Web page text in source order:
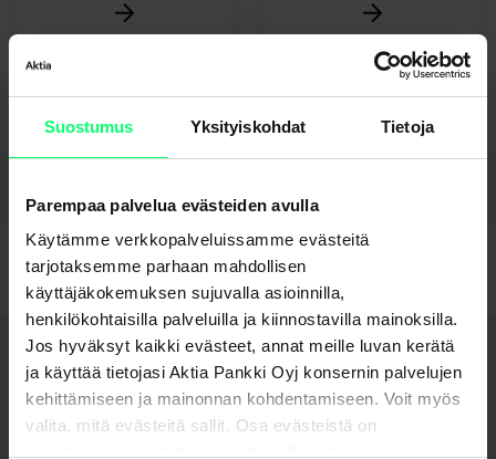
Suostumus Yksityiskohdat Tietoja
Parempaa palvelua evästeiden avulla
Käytämme verkkopalveluissamme evästeitä
tarjotaksemme parhaan mahdollisen
käyttäjäkokemuksen sujuvalla asioinnilla,
henkilökohtaisilla palveluilla ja kiinnostavilla mainoksilla.
Jos hyväksyt kaikki evästeet, annat meille luvan kerätä
ja käyttää tietojasi Aktia Pankki Oyj konsernin palvelujen
kehittämiseen ja mainonnan kohdentamiseen. Voit myös
valita, mitä evästeitä sallit. Osa evästeistä on
Säästötalletus
Haluatko avata tilin?
Aktian asiakas